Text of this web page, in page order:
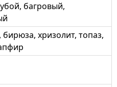
багровый,
бирюза, хризолит, топаз,